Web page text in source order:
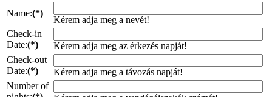
Name:(*)
Kérem adja meg a nevét!
Check-in
Date:(*)
Kérem adja meg az érkezés napját!
Check-out
Date:(*)
Kérem adja meg a távozás napját!
Number of